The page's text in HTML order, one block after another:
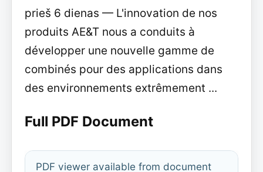
prieš 6 dienas — L'innovation de nos
produits AE&T nous a conduits à
développer une nouvelle gamme de
combinés pour des applications dans
des environnements extrêmement ...
Full PDF Document
PDF viewer available from document